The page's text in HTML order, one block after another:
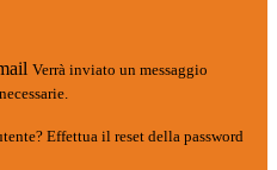
Verrà inviato un messaggio
Effettua il reset della password